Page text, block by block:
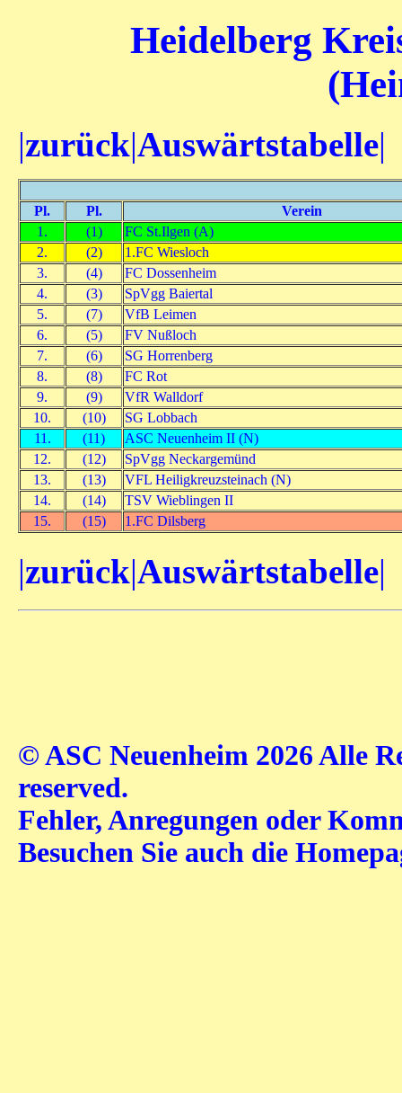
Heidelberg
|zurück|Auswärtstabelle|
Pl. Pl.
Verein
1.
(1)
FC St.Ilgen (A)
2.
(2)
1.FC Wiesloch
3.
(4)
FC Dossenheim
4.
(3)
SpVgg Baiertal
5.
(7)
VfB Leimen
6.
(5)
FV Nußloch
7.
(6)
SG Horrenberg
8.
(8)
FC Rot
9.
(9)
VfR Walldorf
10.
(10)
SG Lobbach
11.
(11)
ASC Neuenheim II (N)
12.
(12)
SpVgg Neckargemünd
13.
(13)
VFL Heiligkreuzsteinach (N)
14.
(14)
TSV Wieblingen II
15.
(15) 1.FC Dilsberg
|zurück|Auswärtstabelle|
© ASC Neuenheim 2026 Alle
reserved.
Fehler, Anregungen oder
Besuchen Sie auch die